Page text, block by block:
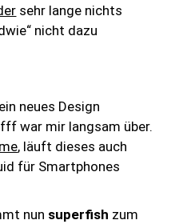
sehr lange nichts
nicht dazu
neues Design
war mir langsam über.
, läuft dieses auch
für Smartphones
nun superfish zum